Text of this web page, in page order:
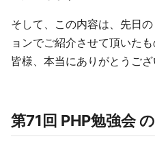
そして、この内容は、先日の
ョンでご紹介させて頂いた
皆様、本当にありがとうござ
第71回 PHP勉強会